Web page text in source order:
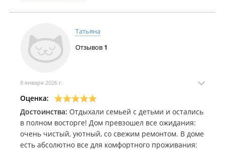
Татьяна
Отзывов 1
8 января 2026 г.
Оценка:
Достоинства: Отдыхали семьей с детьми и остались
в полном восторге! Дом превзошел все ожидания:
очень чистый, уютный, со свежим ремонтом. В доме
есть абсолютно все для комфортного проживания: